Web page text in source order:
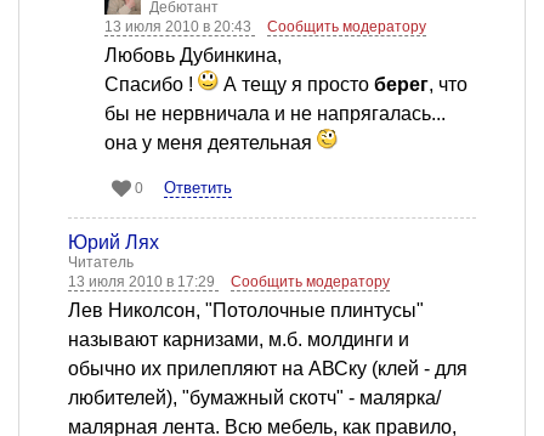
Дебютант
13 июля 2010 в 20:43
Сообщить модератору
Любовь Дубинкина,
Спасибо !
А тещу я просто берег, что
бы не нервничала и не напрягалась...
она у меня деятельная
0 Ответить
Юрий Лях
Читатель
13 июля 2010 в 17:29
Сообщить модератору
Лев Николсон, "Потолочные плинтусы"
называют карнизами, м.б. молдинги и
обычно их прилепляют на АВСку (клей - для
любителей), "бумажный скотч" - малярка/
малярная лента. Всю мебель, как правило,